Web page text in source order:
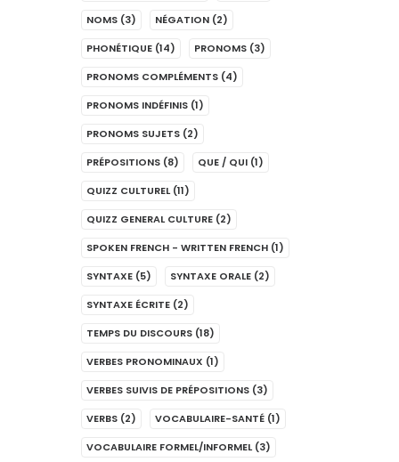
NOMS (3) NÉGATION (2)
PHONÉTIQUE (14) PRONOMS (3)
PRONOMS COMPLÉMENTS (4)
PRONOMS INDÉFINIS (1)
PRONOMS SUJETS (2)
PRÉPOSITIONS (8) QUE / QUI (1)
QUIZZ CULTUREL (11)
QUIZZ GENERAL CULTURE (2)
SPOKEN FRENCH - WRITTEN FRENCH (1)
SYNTAXE (5) SYNTAXE ORALE (2)
SYNTAXE ÉCRITE (2)
TEMPS DU DISCOURS (18)
VERBES PRONOMINAUX (1)
VERBES SUIVIS DE PRÉPOSITIONS (3)
VERBS (2) VOCABULAIRE-SANTÉ (1)
VOCABULAIRE FORMEL/INFORMEL (3)